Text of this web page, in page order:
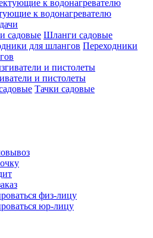
к водонагревателю
Шланги садовые
Переходники
и пистолеты
Тачки садовые
физ-лицу
юр-лицу